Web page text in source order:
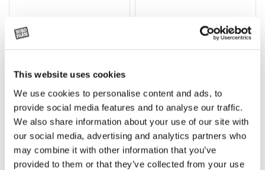
This website uses cookies
We use cookies to personalise content and ads, to
provide social media features and to analyse our traffic.
We also share information about your use of our site with
our social media, advertising and analytics partners who
may combine it with other information that you’ve
provided to them or that they’ve collected from your use
Lägg till i varukorg
Rotor, komplett med slagor
35 730kr (ex. moms)
Grön truckknapp
530kr (ex. moms)